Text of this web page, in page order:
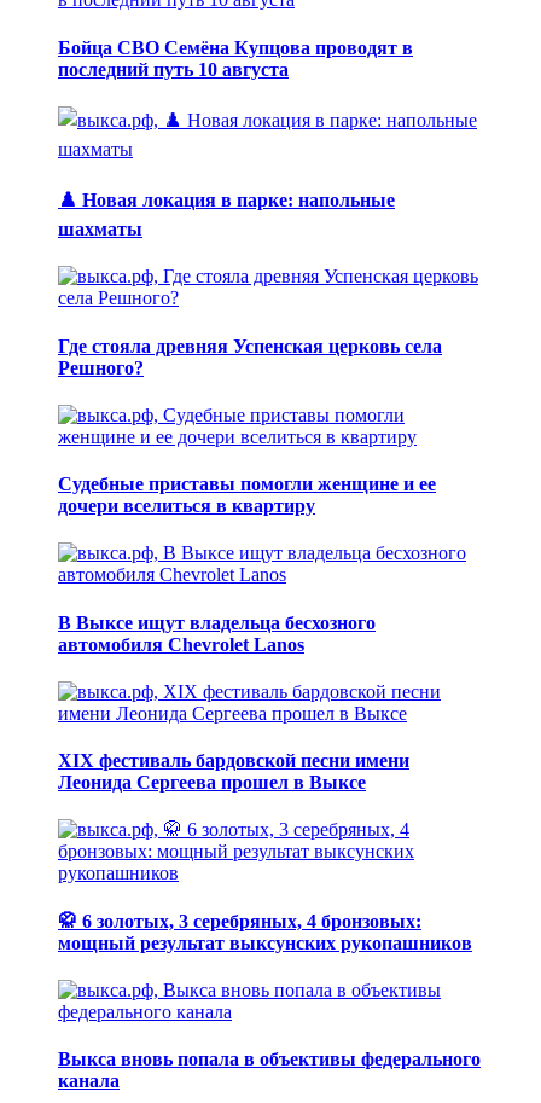
Бойца СВО Семёна Купцова проводят в
последний путь 10 августа
♟️ Новая локация в парке: напольные
шахматы
Где стояла древняя Успенская церковь села
Решного?
Судебные приставы помогли женщине и ее
дочери вселиться в квартиру
В Выксе ищут владельца бесхозного
автомобиля Chevrolet Lanos
XIX фестиваль бардовской песни имени
Леонида Сергеева прошел в Выксе
🥋 6 золотых, 3 серебряных, 4 бронзовых:
мощный результат выксунских рукопашников
Выкса вновь попала в объективы федерального
канала